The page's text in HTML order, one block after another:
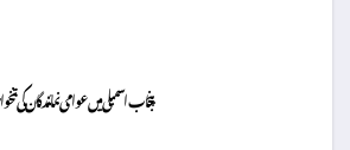
پنجاب اسمبلی میں عوامی نمائندگان کی